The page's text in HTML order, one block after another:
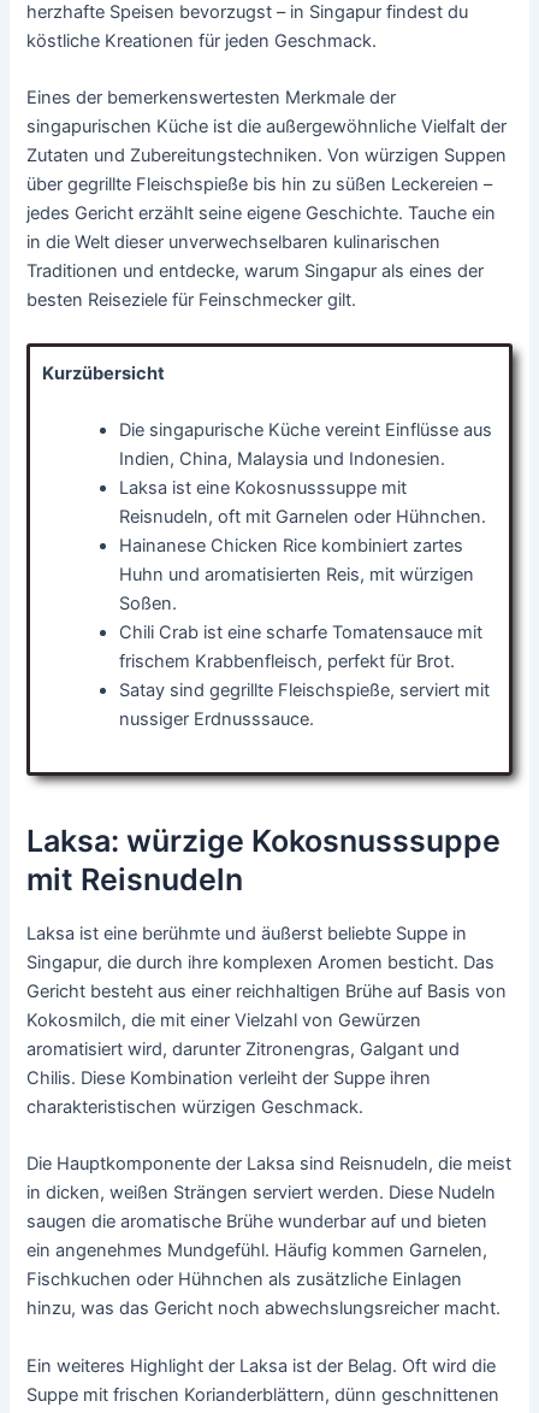
herzhafte Speisen bevorzugst – in Singapur findest du
köstliche Kreationen für jeden Geschmack.
Eines der bemerkenswertesten Merkmale der
singapurischen Küche ist die außergewöhnliche Vielfalt der
Zutaten und Zubereitungstechniken. Von würzigen Suppen
über gegrillte Fleischspieße bis hin zu süßen Leckereien –
jedes Gericht erzählt seine eigene Geschichte. Tauche ein
in die Welt dieser unverwechselbaren kulinarischen
Traditionen und entdecke, warum Singapur als eines der
besten Reiseziele für Feinschmecker gilt.
Kurzübersicht
Die singapurische Küche vereint Einflüsse aus
Indien, China, Malaysia und Indonesien.
Laksa ist eine Kokosnusssuppe mit
Reisnudeln, oft mit Garnelen oder Hühnchen.
Hainanese Chicken Rice kombiniert zartes
Huhn und aromatisierten Reis, mit würzigen
Soßen.
Chili Crab ist eine scharfe Tomatensauce mit
frischem Krabbenfleisch, perfekt für Brot.
Satay sind gegrillte Fleischspieße, serviert mit
nussiger Erdnusssauce.
Laksa: würzige Kokosnusssuppe
mit Reisnudeln
Laksa ist eine berühmte und äußerst beliebte Suppe in
Singapur, die durch ihre komplexen Aromen besticht. Das
Gericht besteht aus einer reichhaltigen Brühe auf Basis von
Kokosmilch, die mit einer Vielzahl von Gewürzen
aromatisiert wird, darunter Zitronengras, Galgant und
Chilis. Diese Kombination verleiht der Suppe ihren
charakteristischen würzigen Geschmack.
Die Hauptkomponente der Laksa sind Reisnudeln, die meist
in dicken, weißen Strängen serviert werden. Diese Nudeln
saugen die aromatische Brühe wunderbar auf und bieten
ein angenehmes Mundgefühl. Häufig kommen Garnelen,
Fischkuchen oder Hühnchen als zusätzliche Einlagen
hinzu, was das Gericht noch abwechslungsreicher macht.
Ein weiteres Highlight der Laksa ist der Belag. Oft wird die
Suppe mit frischen Korianderblättern, dünn geschnittenen